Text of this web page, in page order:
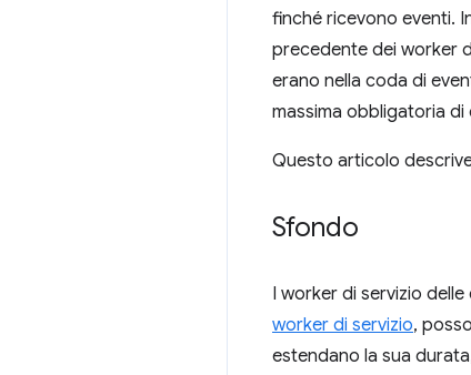
finché ricevono eventi.
precedente dei worker
erano nella coda di
massima obbligatoria di
Questo articolo
Sfondo
I worker di servizio
worker di servizio,
estendano la sua